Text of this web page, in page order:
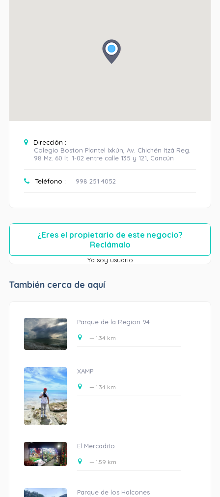
Dirección :
Colegio Boston Plantel Ixkún, Av. Chichén Itzá Reg.
98 Mz. 60 lt. 1-02 entre calle 135 y 121, Cancún
Teléfono : 998 251 4052
¿Eres el propietario de este negocio?
Reclámalo
Ya soy usuario
También cerca de aquí
Parque de la Region 94
— 1.34 km
XAMP
— 1.34 km
El Mercadito
— 1.59 km
Parque de los Halcones